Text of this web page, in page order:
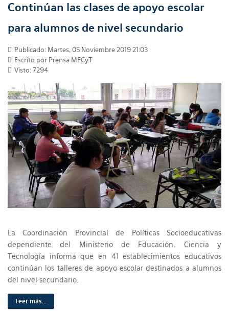
Continúan las clases de apoyo escolar
para alumnos de nivel secundario
Publicado: Martes, 05 Noviembre 2019 21:03
Escrito por Prensa MECyT
Visto: 7294
La Coordinación Provincial de Políticas Socioeducativas
dependiente del Ministerio de Educación, Ciencia y
Tecnología informa que en 41 establecimientos educativos
continúan los talleres de apoyo escolar destinados a alumnos
del nivel secundario.
Leer más...